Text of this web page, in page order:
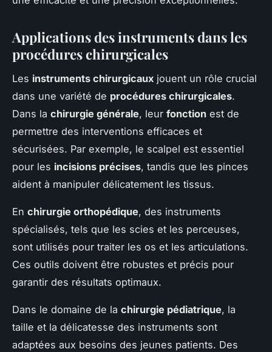
Applications des instruments dans les
procédures chirurgicales
Les instruments chirurgicaux jouent un rôle crucial
dans une variété de procédures chirurgicales.
Dans la chirurgie générale, leur fonction est de
permettre des interventions efficaces et
sécurisées. Par exemple, le scalpel est essentiel
pour les incisions précises, tandis que les pinces
aident à manipuler délicatement les tissus.
En chirurgie orthopédique, des instruments
spécialisés, tels que les scies et les perceuses,
sont utilisés pour traiter les os et les articulations.
Ces outils doivent être robustes et précis pour
garantir des résultats optimaux.
Dans le domaine de la chirurgie pédiatrique, la
taille et la délicatesse des instruments sont
adaptées aux besoins des jeunes patients. Des